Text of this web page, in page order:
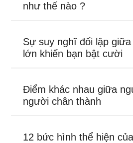
như thế nào ?
Sự suy nghĩ đối lập
lớn khiến bạn bật cười
Điểm khác nhau giữa
người chân thành
12 bức hình thể hiện